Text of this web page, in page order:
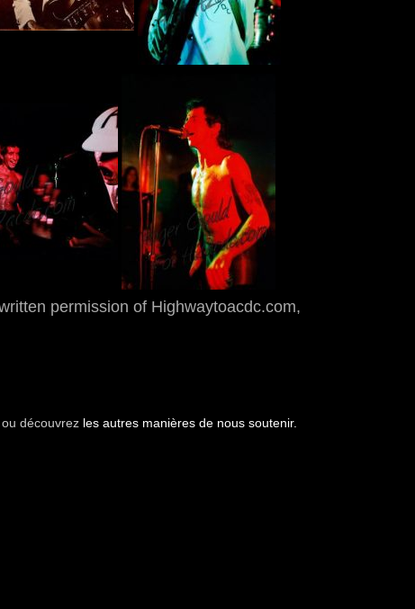
permission of Highwaytoacdc.com,
découvrez les autres manières de nous soutenir.